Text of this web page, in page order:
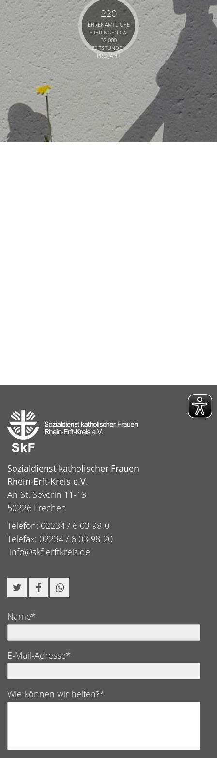
220
EHRENAMTLICHE
ERBRINGEN CA.
32.000
ZEITSTUNDEN
PRO JAHR
Sozialdienst katholischer Frauen
Rhein-Erft-Kreis e.V.
An St. Severin 11-13
50226 Frechen
Telefon: 02234 / 6 03 98-0
Telefax: 02234 / 6 03 98-20
info@skf-erftkreis.de
Name*
E-Mail-Adresse*
Wie können wir helfen?*